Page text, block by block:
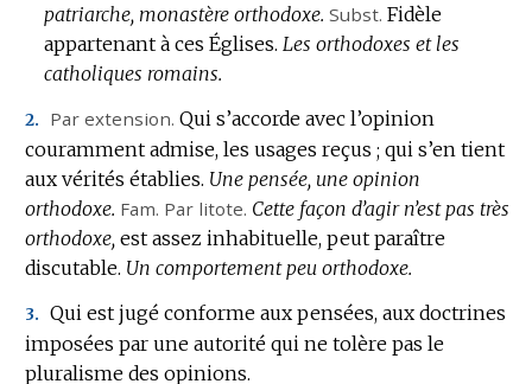
patriarche, monastère orthodoxe. Subst. Fidèle
appartenant à ces Églises. Les orthodoxes et les
catholiques romains.
2. Par extension. Qui s’accorde avec l’opinion
couramment admise, les usages reçus ; qui s’en tient
aux vérités établies. Une pensée, une opinion
orthodoxe. Fam. Par litote. Cette façon d’agir n’est pas très
orthodoxe, est assez inhabituelle, peut paraître
discutable. Un comportement peu orthodoxe.
3. Qui est jugé conforme aux pensées, aux doctrines
imposées par une autorité qui ne tolère pas le
pluralisme des opinions.